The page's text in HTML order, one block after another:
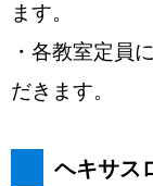
ます。
・各教室定員
だきます。
ヘキサス